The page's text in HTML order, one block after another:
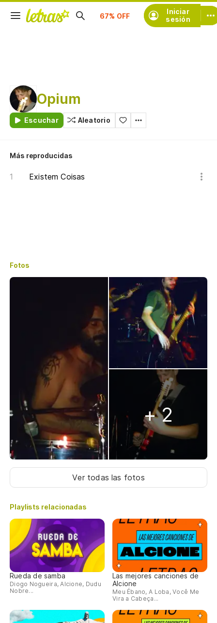
Iniciar
sesión
Suscríbete
Opium
Escuchar Aleatorio
Más reproducidas
Existem Coisas
Fotos
+ 2
Ver todas las fotos
Playlists relacionadas
Rueda de samba
Diogo Nogueira, Alcione, Dudu
Nobre...
Las mejores canciones de
Alcione
Meu Ébano, A Loba, Você Me
Vira a Cabeça...